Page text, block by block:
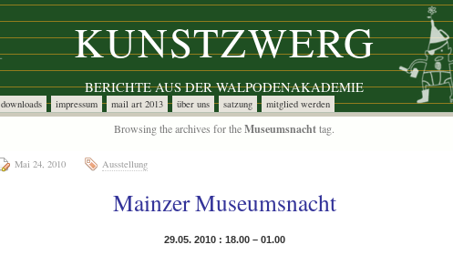
KUNSTZWERG
BERICHTE AUS DER WALPODENAKADEMIE
downloads impressum mail art 2013 über uns satzung mitglied werden
Browsing the archives for theMuseumsnachttag.
Mai 24, 2010 Ausstellung
Mainzer Museumsnacht
29.05. 2010 : 18.00 – 01.00